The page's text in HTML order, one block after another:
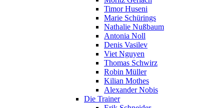
Timor Huseni
Marie Schürings
Nathalie Nußbaum
Antonia Noll
Denis Vasilev
Viet Nguyen
Thomas Schwirz
Robin Müller
Kilian Mothes
Alexander Nobis
Die Trainer